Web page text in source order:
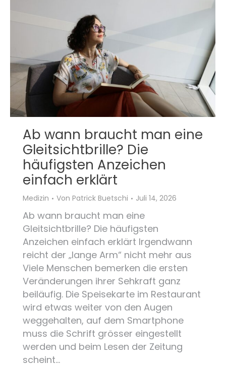
Ab wann braucht man eine
Gleitsichtbrille? Die
häufigsten Anzeichen
einfach erklärt
Medizin Von Patrick Buetschi Juli 14, 2026
Ab wann braucht man eine
Gleitsichtbrille? Die häufigsten
Anzeichen einfach erklärt Irgendwann
reicht der „lange Arm“ nicht mehr aus
Viele Menschen bemerken die ersten
Veränderungen ihrer Sehkraft ganz
beiläufig. Die Speisekarte im Restaurant
wird etwas weiter von den Augen
weggehalten, auf dem Smartphone
muss die Schrift grösser eingestellt
werden und beim Lesen der Zeitung
scheint…